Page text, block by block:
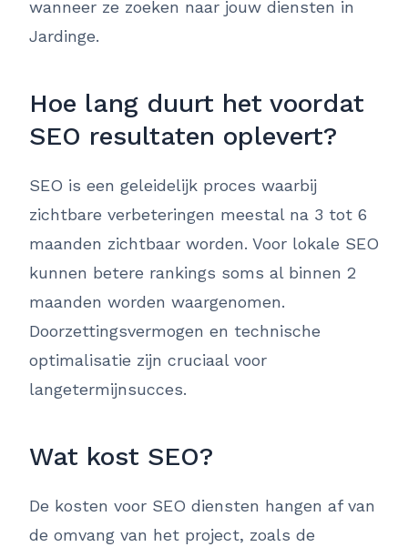
wanneer ze zoeken naar jouw diensten in
Jardinge.
Hoe lang duurt het voordat
SEO resultaten oplevert?
SEO is een geleidelijk proces waarbij
zichtbare verbeteringen meestal na 3 tot 6
maanden zichtbaar worden. Voor lokale SEO
kunnen betere rankings soms al binnen 2
maanden worden waargenomen.
Doorzettingsvermogen en technische
optimalisatie zijn cruciaal voor
langetermijnsucces.
Wat kost SEO?
De kosten voor SEO diensten hangen af van
de omvang van het project, zoals de